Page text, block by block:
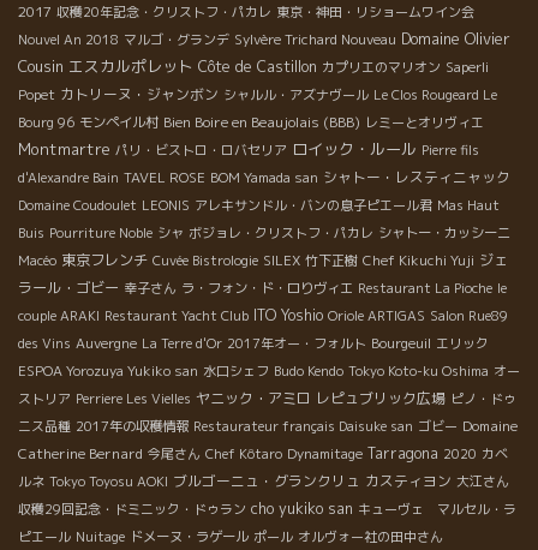
2017 収穫20年記念・クリストフ・パカレ 東京・神田・リショームワイン会
Nouvel An 2018 マルゴ・グランデ Sylvère Trichard Nouveau Domaine Olivier
Cousin エスカルポレット Côte de Castillon カプリエのマリオン Saperli
Popet カトリーヌ・ジャンボン シャルル・アズナヴール Le Clos Rougeard Le
Bourg 96 モンペイル村 Bien Boire en Beaujolais (BBB) レミーとオリヴィエ
Montmartre パリ・ビストロ・ロバセリア ロイック・ルール Pierre fils
d'Alexandre Bain TAVEL ROSE BOM Yamada san シャトー・レスティニャック
Domaine Coudoulet LEONIS アレキサンドル・バンの息子ピエール君 Mas Haut
Buis Pourriture Noble シャ ボジョレ・クリストフ・パカレ シャトー・カッシーニ
Macéo 東京フレンチ Cuvée Bistrologie SILEX 竹下正樹 Chef Kikuchi Yuji ジェ
ラール・ゴビー 幸子さん ラ・フォン・ド・ロりヴィエ Restaurant La Pioche le
couple ARAKI Restaurant Yacht Club ITO Yoshio Oriole ARTIGAS Salon Rue89
des Vins Auvergne La Terre d'Or 2017年オー・フォルト Bourgeuil エリック
ESPOA Yorozuya Yukiko san 水口シェフ Budo Kendo Tokyo Koto-ku Oshima オー
ストリア Perriere Les Vielles ヤニック・アミロ レピュブリック広場 ピノ・ドゥ
ニス品種 2017年の収穫情報 Restaurateur français Daisuke san ゴビー Domaine
Catherine Bernard 今尾さん Chef Kôtaro Dynamitage Tarragona 2020 カベ
ルネ Tokyo Toyosu AOKI ブルゴーニュ・グランクリュ カスティヨン 大江さん
収穫29回記念・ドミニック・ドゥラン cho yukiko san キューヴェ マルセル・ラ
ピエール Nuitage ドメーヌ・ラゲール ポール オルヴォー社の田中さん